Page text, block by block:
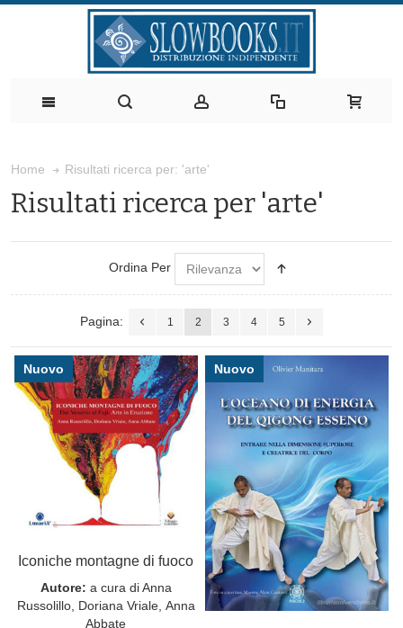
Home Risultati ricerca per: 'arte'
Risultati ricerca per 'arte'
Ordina Per
Pagina: 1 2 3 4 5
Nuovo
Iconiche montagne di fuoco
Autore: a cura di Anna
Russolillo, Doriana Vriale, Anna
Abbate
Nuovo